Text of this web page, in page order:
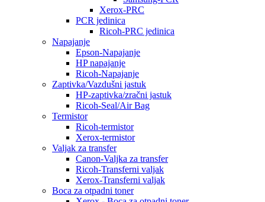
Xerox-PRC
PCR jedinica
Ricoh-PRC jedinica
Napajanje
Epson-Napajanje
HP napajanje
Ricoh-Napajanje
Zaptivka/Vazdušni jastuk
HP-zaptivka/zračni jastuk
Ricoh-Seal/Air Bag
Termistor
Ricoh-termistor
Xerox-termistor
Valjak za transfer
Canon-Valjka za transfer
Ricoh-Transferni valjak
Xerox-Transferni valjak
Boca za otpadni toner